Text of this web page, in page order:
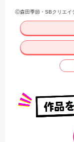
Ⓒ森田季節・SBクリエイ